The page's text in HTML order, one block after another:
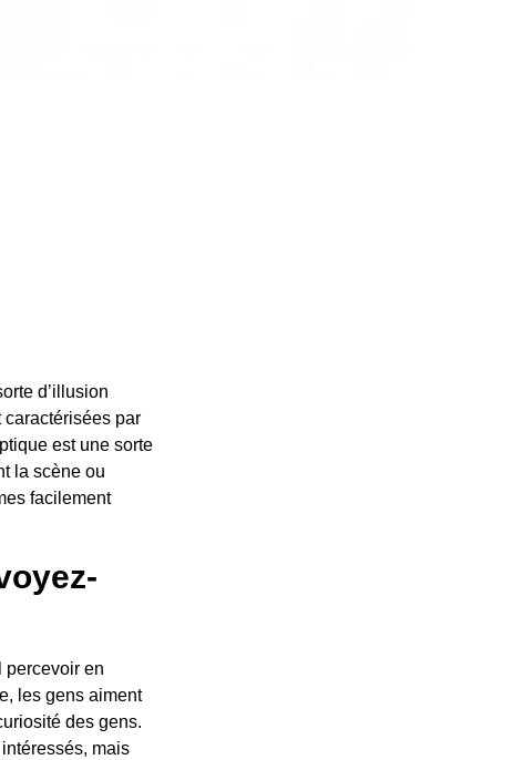
d’illusion
par
est une sorte
la scène ou
facilement
percevoir en
les gens aiment
des gens.
mais